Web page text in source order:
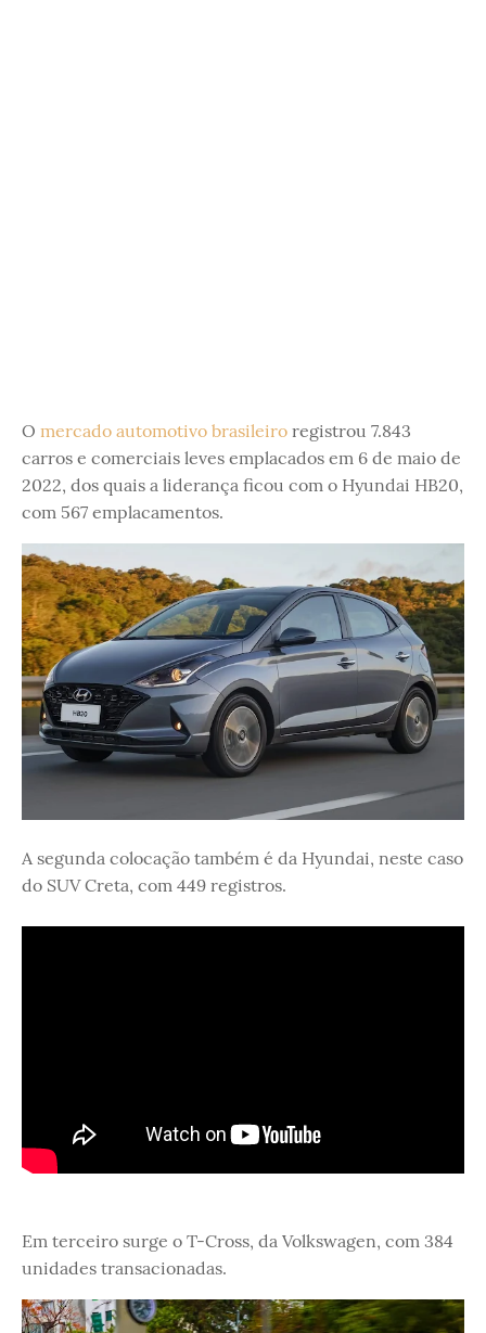
O mercado automotivo brasileiro registrou 7.843
carros e comerciais leves emplacados em 6 de maio de
2022, dos quais a liderança ficou com o Hyundai HB20,
com 567 emplacamentos.
A segunda colocação também é da Hyundai, neste caso
do SUV Creta, com 449 registros.
Em terceiro surge o T-Cross, da Volkswagen, com 384
unidades transacionadas.